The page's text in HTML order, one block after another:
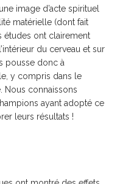
image d’acte spirituel
matérielle (dont fait
études ont clairement
du cerveau et sur
pousse donc à
y compris dans le
Nous connaissons
ayant adopté ce
leurs résultats !